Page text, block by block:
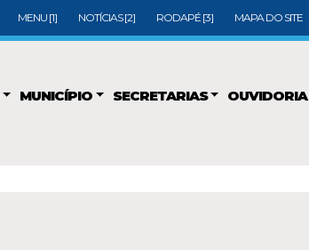
MENU [1] NOTÍCIAS [2] RODAPÉ [3] MAPA DO SITE
MUNICÍPIO SECRETARIAS OUVIDORIA